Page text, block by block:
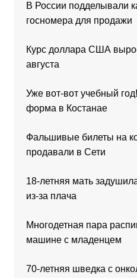
В России подделывали
госномера для продажи
Курс доллара США
августа
Уже вот-вот учебный
форма в Костанае
Фальшивые билеты на
продавали в Сети
18-летняя мать
из-за плача
Многодетная пара
машине с младенцем
70-летняя шведка с